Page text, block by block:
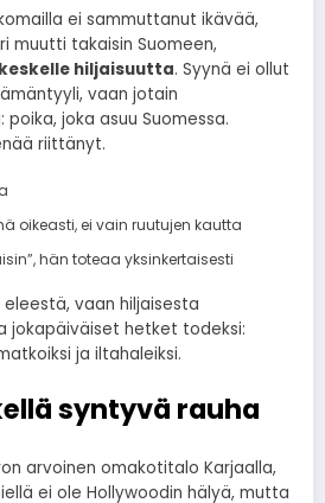
ei sammuttanut ikävää,
muutti takaisin Suomeen,
keskelle hiljaisuutta. Syynä ei ollut
vaan jotain
joka asuu Suomessa.
riittänyt.
oikeasti, ei vain ruutujen kautta
hän toteaa yksinkertaisesti
vaan hiljaisesta
jokapäiväiset hetket todeksi:
ja iltahaleiksi.
syntyvä rauha
arvoinen omakotitalo Karjaalla,
ei ole Hollywoodin hälyä, mutta